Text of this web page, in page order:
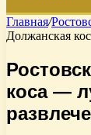
Главная/
Должанская
коса —